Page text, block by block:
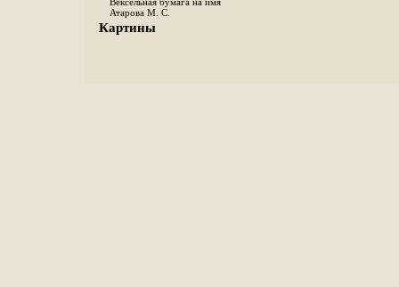
Вексельная бумага на имя
Атарова М. С.
Картины